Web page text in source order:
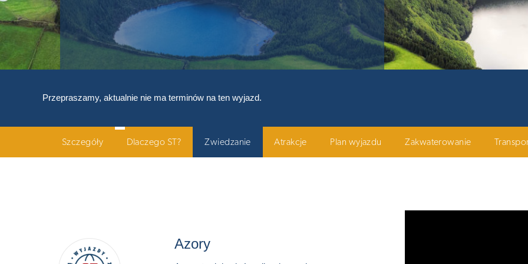
Przepraszamy, aktualnie nie ma terminów na ten wyjazd.
Szczegóły Dlaczego ST? Zwiedzanie Atrakcje Plan wyjazdu Zakwaterowanie
Azory